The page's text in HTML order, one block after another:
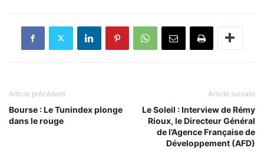
Article précédent
Bourse : Le Tunindex plonge
dans le rouge
Article suivant
Le Soleil : Interview de Rémy
Rioux, le Directeur Général
de l’Agence Française de
Développement (AFD)